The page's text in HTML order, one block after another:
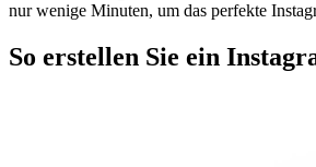
nur wenige Minuten, um das perfekte
So erstellen Sie ein